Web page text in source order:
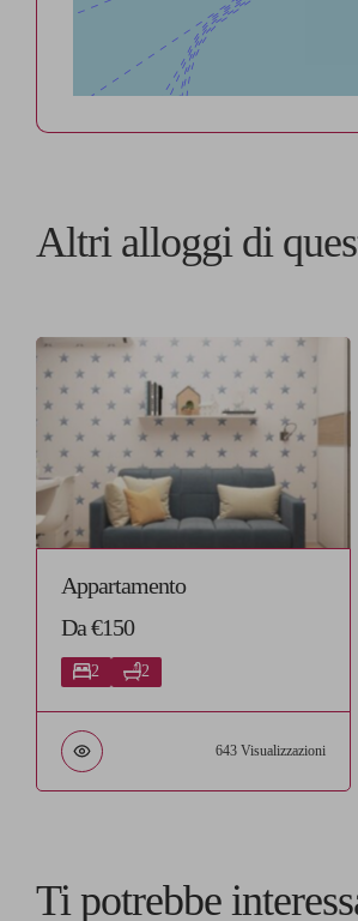
Altri alloggi di
Appartamento
Da €150
2 2
643 Visualizzazioni
Ti potrebbe